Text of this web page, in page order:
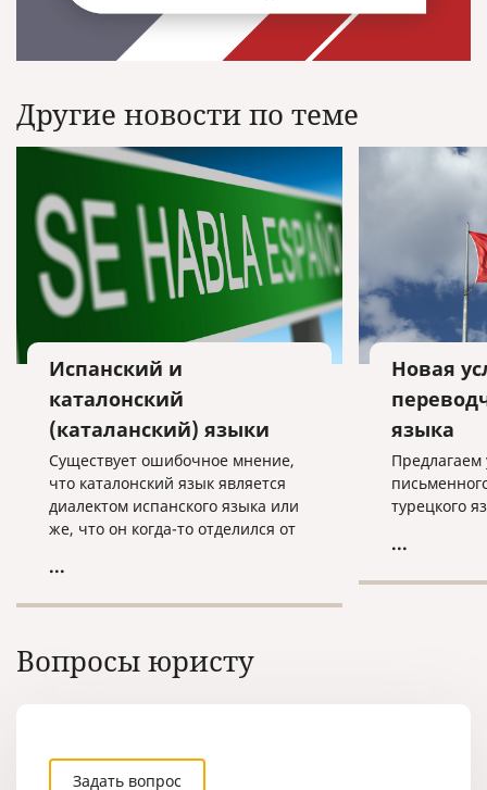
Другие новости по теме
Испанский и
каталонский
(каталанский) языки
Существует ошибочное мнение,
что каталонский язык является
диалектом испанского языка или
же, что он когда-то отделился от
течением времени. Каталонский
этом языке говорят в Испании
островах.
...
Новая
языка
Предлагаем
турецкого
...
Вопросы юристу
Задать вопрос